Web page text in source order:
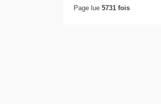
Page lue 5731 fois